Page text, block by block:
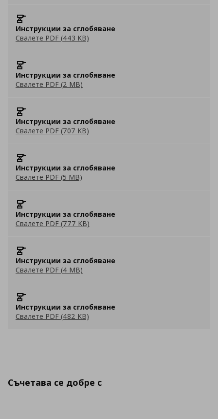
Инструкции за сглобяване
Свалете PDF (443 KB)
Инструкции за сглобяване
Свалете PDF (2 MB)
Инструкции за сглобяване
Свалете PDF (707 KB)
Инструкции за сглобяване
Свалете PDF (5 MB)
Инструкции за сглобяване
Свалете PDF (777 KB)
Инструкции за сглобяване
Свалете PDF (4 MB)
Инструкции за сглобяване
Свалете PDF (482 KB)
Съчетава се добре с